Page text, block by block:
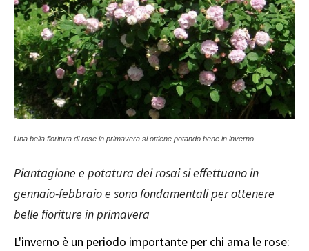
Una bella fioritura di rose in primavera si ottiene potando bene in inverno.
Piantagione e potatura dei rosai si effettuano in
gennaio-febbraio e sono fondamentali per ottenere
belle fioriture in primavera
L'inverno è un periodo importante per chi ama le rose: